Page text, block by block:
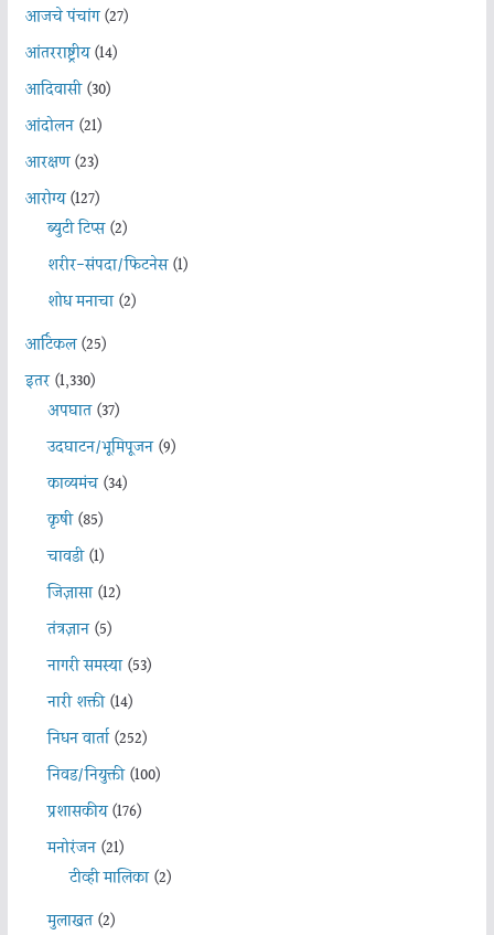
आजचे पंचांग(27)
आंतरराष्ट्रीय(14)
आदिवासी(30)
आंदोलन(21)
आरक्षण(23)
आरोग्य(127)
ब्युटी टिप्स(2)
शरीर-संपदा/फिटनेस(1)
शोध मनाचा(2)
आर्टिकल(25)
इतर(1,330)
अपघात(37)
उदघाटन/भूमिपूजन(9)
काव्यमंच(34)
कृषी(85)
चावडी(1)
जिज्ञासा(12)
तंत्रज्ञान(5)
नागरी समस्या(53)
नारी शक्ती(14)
निधन वार्ता(252)
निवड/नियुक्ती(100)
प्रशासकीय(176)
मनोरंजन(21)
टीव्ही मालिका(2)
मुलाखत(2)